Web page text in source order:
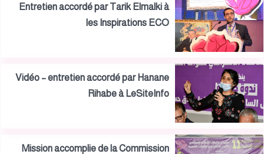
Entretien accordé par Tarik Elmalki à
les Inspirations ECO
Vidéo – entretien accordé par Hanane
Rihabe à LeSiteInfo
Mission accomplie de la Commission